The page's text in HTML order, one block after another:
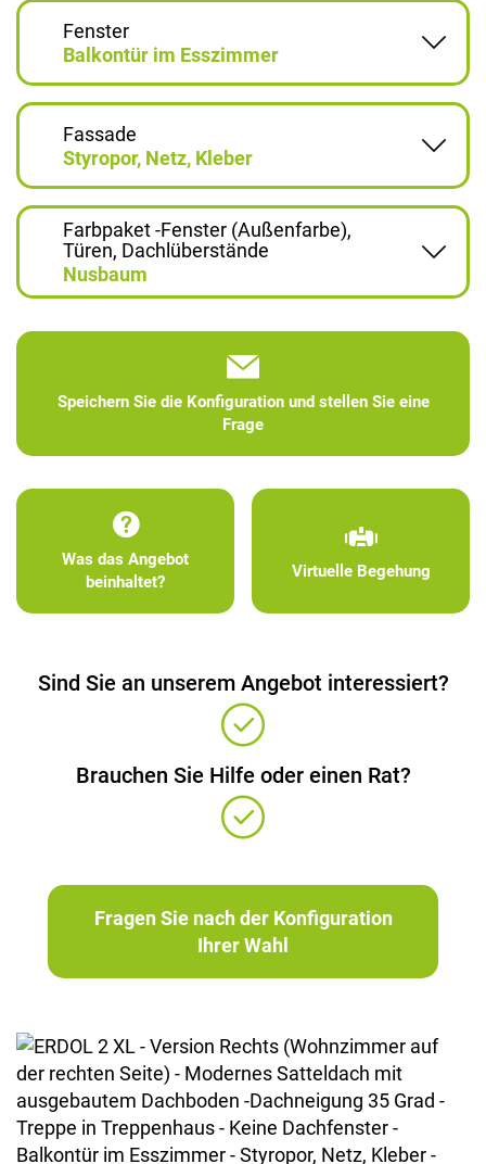
Fenster
Balkontür im Esszimmer
Fassade
Styropor, Netz, Kleber
Farbpaket -Fenster (Außenfarbe),
Türen, Dachlüberstände
Nusbaum
Speichern Sie die Konfiguration und stellen Sie eine
Frage
Was das Angebot
beinhaltet?
Virtuelle Begehung
Sind Sie an unserem Angebot interessiert?
Brauchen Sie Hilfe oder einen Rat?
Fragen Sie nach der Konfiguration
Ihrer Wahl